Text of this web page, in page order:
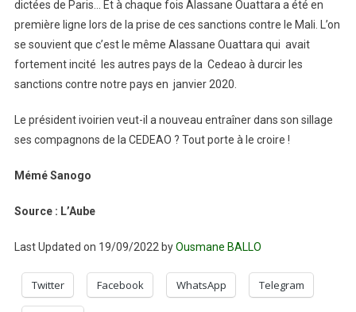
dictées de Paris… Et à chaque fois Alassane Ouattara a été en
première ligne lors de la prise de ces sanctions contre le Mali. L’on
se souvient que c’est le même Alassane Ouattara qui avait
fortement incité les autres pays de la Cedeao à durcir les
sanctions contre notre pays en janvier 2020.
Le président ivoirien veut-il a nouveau entraîner dans son sillage
ses compagnons de la CEDEAO ? Tout porte à le croire !
Mémé Sanogo
Source : L’Aube
Last Updated on 19/09/2022 byOusmane BALLO
Twitter Facebook WhatsApp Telegram